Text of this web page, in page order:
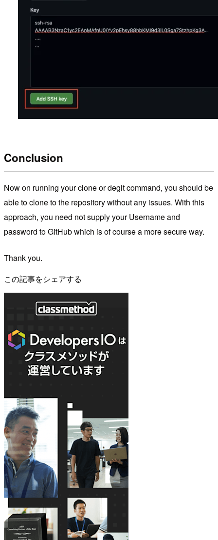
Conclusion
Now on running your clone or degit command, you should be
able to clone to the repository without any issues. With this
approach, you need not supply your Username and
password to GitHub which is of course a more secure way.
Thank you.
この記事をシェアする